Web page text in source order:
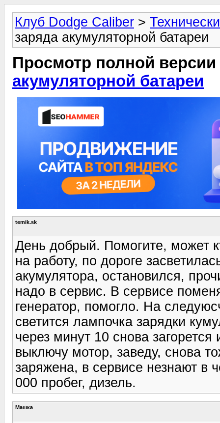
Клуб Dodge Caliber >
заряда акумуляторной батареи
Просмотр полной
акумуляторной батареи
temik.sk
День добрый. Помогите, может
на работу, по дороге
акумулятора, остановился,
надо в сервис. В сервисе
генератор, помогло. На
светится лампочка зарядки
через минут 10 снова
выключу мотор, заведу, снова
заряжена, в сервисе незнают в
000 пробег, дизель.
Машка